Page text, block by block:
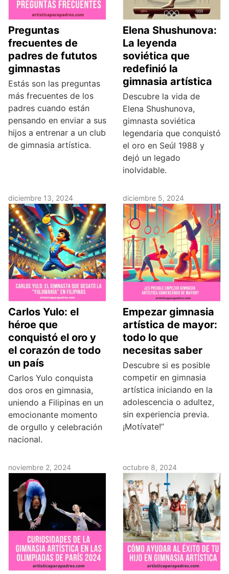
Preguntas
frecuentes de
padres de fututos
gimnastas
Estás son las preguntas
más frecuentes de los
padres cuando están
pensando en enviar a sus
hijos a entrenar a un club
de gimnasia artística.
Elena Shushunova:
La leyenda
soviética que
redefinió la
gimnasia artística
Descubre la vida de
Elena Shushunova,
gimnasta soviética
legendaria que conquistó
el oro en Seúl 1988 y
dejó un legado
inolvidable.
diciembre 13, 2024
Carlos Yulo: el
héroe que
conquistó el oro y
el corazón de todo
un país
Carlos Yulo conquista
dos oros en gimnasia,
uniendo a Filipinas en un
emocionante momento
de orgullo y celebración
nacional.
diciembre 5, 2024
Empezar gimnasia
artística de mayor:
todo lo que
necesitas saber
Descubre si es posible
competir en gimnasia
artística iniciando en la
adolescencia o adultez,
sin experiencia previa.
¡Motívate!”
noviembre 2, 2024 octubre 8, 2024